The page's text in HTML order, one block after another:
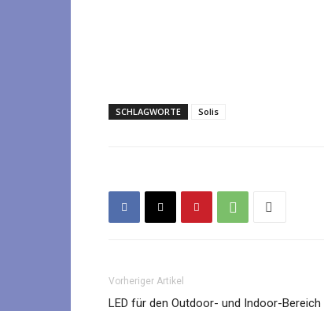
SCHLAGWORTE Solis
Vorheriger Artikel
LED für den Outdoor- und Indoor-Bereich